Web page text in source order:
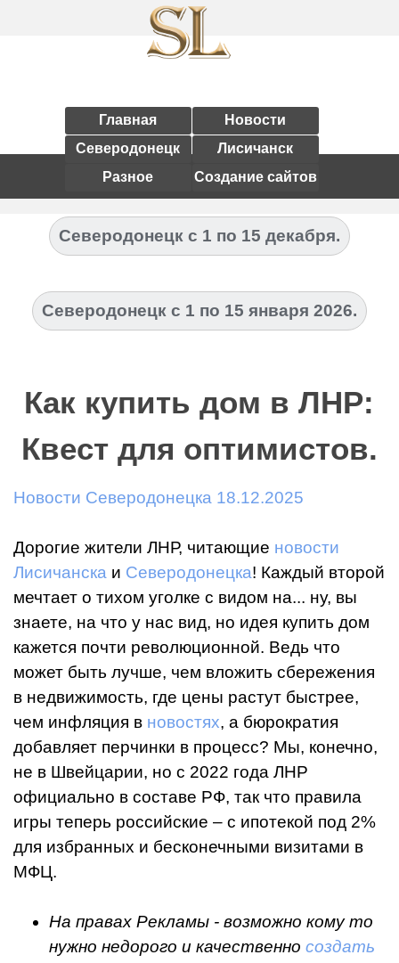
Главная
Новости
Северодонецк
Лисичанск
Разное
Создание сайтов
Северодонецк с 1 по 15 декабря.
Северодонецк с 1 по 15 января 2026.
Как купить дом в ЛНР:
Квест для оптимистов.
Новости Северодонецка 18.12.2025
Дорогие жители ЛНР, читающие новости
Лисичанска и Северодонецка! Каждый второй
мечтает о тихом уголке с видом на... ну, вы
знаете, на что у нас вид, но идея купить дом
кажется почти революционной. Ведь что
может быть лучше, чем вложить сбережения
в недвижимость, где цены растут быстрее,
чем инфляция в новостях, а бюрократия
добавляет перчинки в процесс? Мы, конечно,
не в Швейцарии, но с 2022 года ЛНР
официально в составе РФ, так что правила
игры теперь российские – с ипотекой под 2%
для избранных и бесконечными визитами в
МФЦ.
На правах Рекламы - возможно кому то
нужно недорого и качественно создать